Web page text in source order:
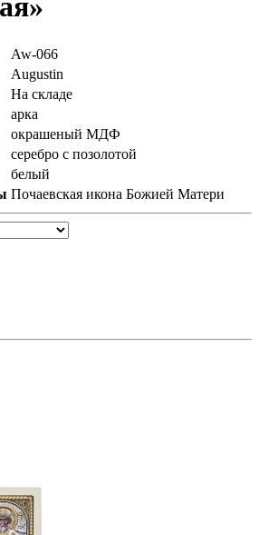
Aw-066
Augustin
На складе
арка
окрашеный МДФ
серебро с позолотой
белый
Почаевская икона Божией Матери